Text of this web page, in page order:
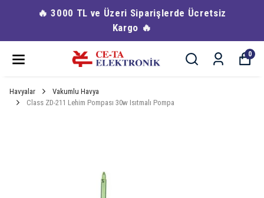
🔥 3000 TL ve Üzeri Siparişlerde Ücretsiz
Kargo 🔥
0
Havyalar
Vakumlu Havya
Class ZD-211 Lehim Pompası 30w Isıtmalı Pompa